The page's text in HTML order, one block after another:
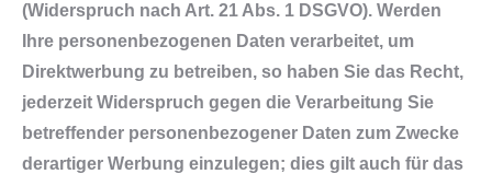
(Widerspruch nach Art. 21 Abs. 1 DSGVO). Werden
Ihre personenbezogenen Daten verarbeitet, um
Direktwerbung zu betreiben, so haben Sie das Recht,
jederzeit Widerspruch gegen die Verarbeitung Sie
betreffender personenbezogener Daten zum Zwecke
derartiger Werbung einzulegen; dies gilt auch für das